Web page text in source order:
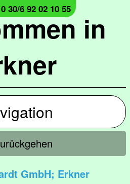
in
30/6 92 02 10 55
GmbH; Erkner